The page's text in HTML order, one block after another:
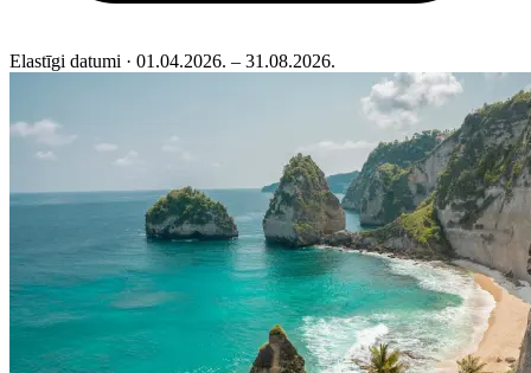
Elastīgi datumi · 01.04.2026. – 31.08.2026.